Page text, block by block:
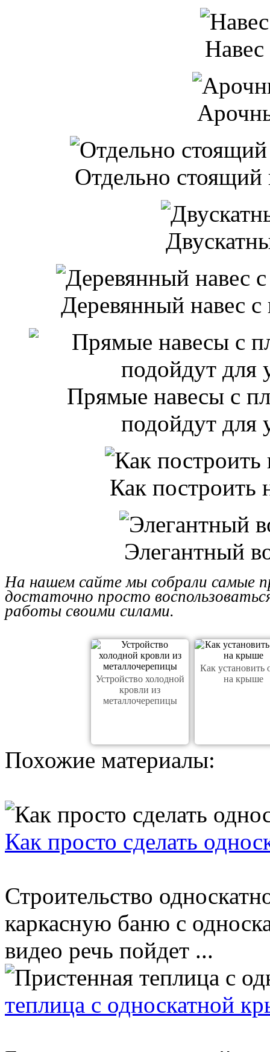
Навес
Отдельно стоящий
Деревянный навес
Прямые навесы с
подойдут для
Как построить
Элегантный
На нашем сайте мы собрали самые
достаточно просто
работы своими силами.
Устройство холодной
кровли из
металлочерепицы
Как установить
на крыше
Похожие материалы:
Как просто сделать
Строительство
каркасную баню с
видео речь пойдет ...
теплица с односкатной